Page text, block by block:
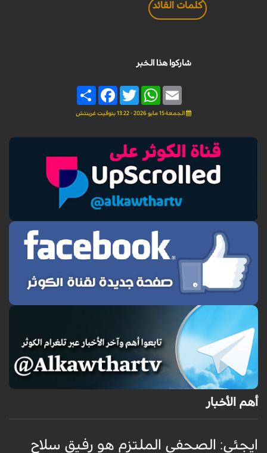
كلمات القائد
شاركوا هذا الخبر
Share
FacebookTwitter
WhatsAppEmail
الجمعة 15 مايو 2026 - 13:22 بتوقيت غرينتش
أهم الأخبار
ايجئي: الصحفي الملتزم هو رفيق سلاح